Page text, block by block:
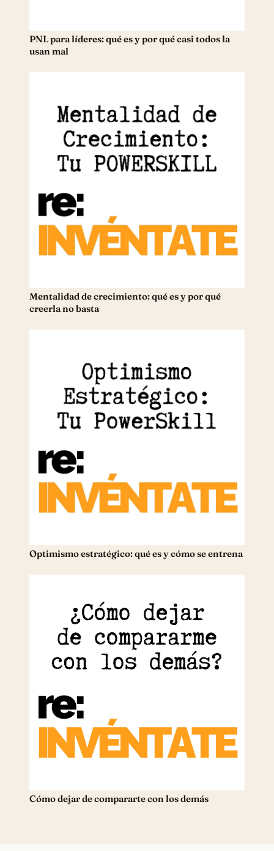
PNL para líderes: qué es y por qué casi todos la
usan mal
Mentalidad de crecimiento: qué es y por qué
creerla no basta
Optimismo estratégico: qué es y cómo se entrena
Cómo dejar de compararte con los demás